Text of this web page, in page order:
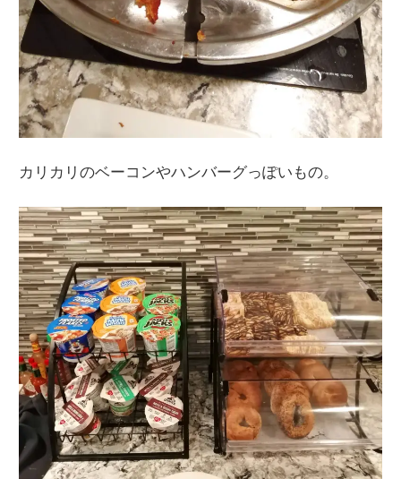
カリカリのベーコンやハンバーグっぽいもの。